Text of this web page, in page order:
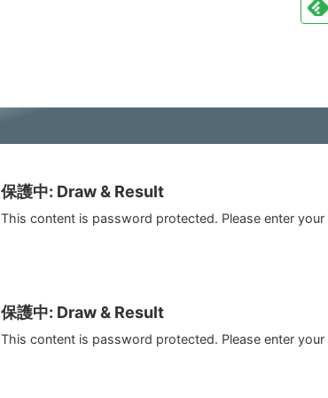
保護中: Draw & Result
This content is password protected. Please enter
保護中: Draw & Result
This content is password protected. Please enter